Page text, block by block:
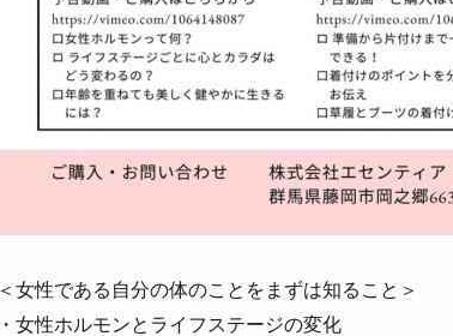
＜女性である自分の体のことをまずは知ること＞
・女性ホルモンとライフステージの変化